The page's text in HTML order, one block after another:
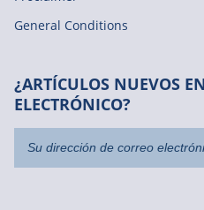
General Conditions
¿ARTÍCULOS NUEVOS
ELECTRÓNICO?